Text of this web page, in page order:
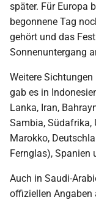
i
s
e
r
t
2015
2014
2012
2011
2010
2009
später. Für Europa
begonnene Tag
gehört und das
Sonnenuntergang
Weitere
gab es in
Lanka, Iran,
Sambia, Südafrika,
Marokko,
Fernglas), Spanien
Auch in Saudi-
offiziellen